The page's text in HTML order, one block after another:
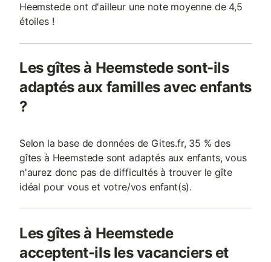
Heemstede ont d'ailleur une note moyenne de 4,5
étoiles !
Les gîtes à Heemstede sont-ils
adaptés aux familles avec enfants
?
Selon la base de données de Gites.fr, 35 % des
gîtes à Heemstede sont adaptés aux enfants, vous
n'aurez donc pas de difficultés à trouver le gîte
idéal pour vous et votre/vos enfant(s).
Les gîtes à Heemstede
acceptent-ils les vacanciers et